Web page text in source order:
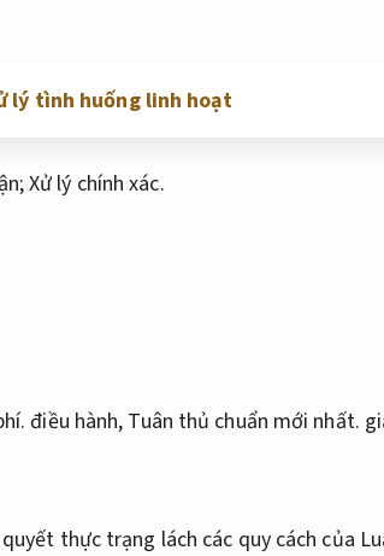
lý tình huống linh hoạt
Xử lý chính xác.
điều hành, Tuân thủ chuẩn mới nhất.
thực trạng lách các quy cách của